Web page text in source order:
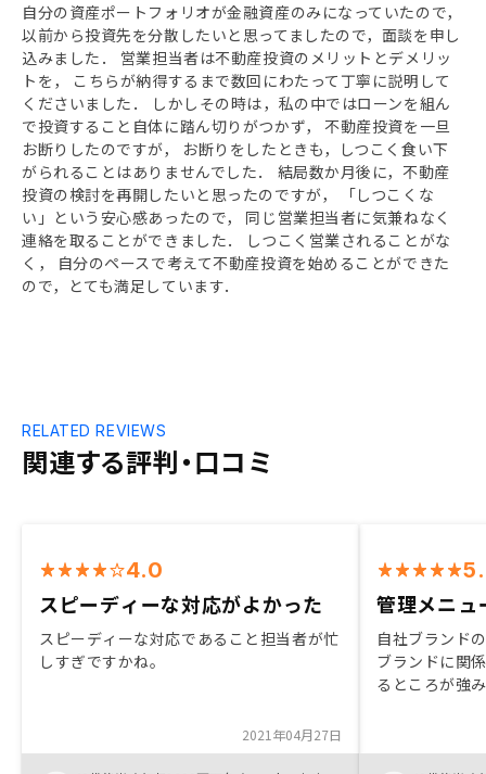
自分の資産ポートフォリオが金融資産のみになっていたので，
以前から投資先を分散したいと思ってましたので，面談を申し
込みました． 営業担当者は不動産投資のメリットとデメリッ
トを， こちらが納得するまで数回にわたって丁寧に説明して
くださいました． しかしその時は，私の中ではローンを組ん
で投資すること自体に踏ん切りがつかず， 不動産投資を一旦
お断りしたのですが， お断りをしたときも，しつこく食い下
がられることはありませんでした． 結局数か月後に，不動産
投資の検討を再開したいと思ったのですが， 「しつこくな
い」という安心感あったので， 同じ営業担当者に気兼ねなく
連絡を取ることができました． しつこく営業されることがな
く， 自分のペースで考えて不動産投資を始めることができた
ので，とても満足しています．
関連する評判・口コミ
RELATED REVIEWS
4.0
スピーディーな対応がよかった
スピーディーな対応であること担当者が忙
しすぎですかね。
2021年04月27日
管理メニュ
自社ブランド
ブランドに関
るところが強
管理メニュー